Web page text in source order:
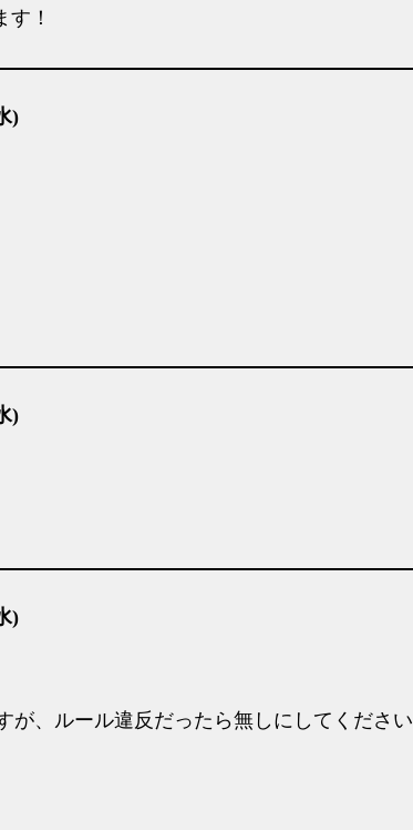
！
)
)
)
が、ルール違反だったら無しにしてください